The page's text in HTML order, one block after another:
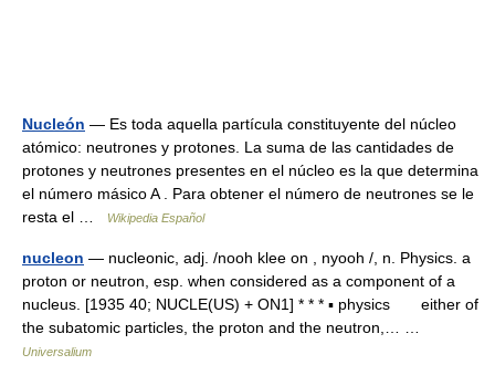
Nucleón — Es toda aquella partícula constituyente del núcleo
atómico: neutrones y protones. La suma de las cantidades de
protones y neutrones presentes en el núcleo es la que determina
el número másico A . Para obtener el número de neutrones se le
resta el …
Wikipedia Español
nucleon — nucleonic, adj. /nooh klee on , nyooh /, n. Physics. a
proton or neutron, esp. when considered as a component of a
nucleus. [1935 40; NUCLE(US) + ON1] * * * ▪ physics either of
the subatomic particles, the proton and the neutron,… …
Universalium